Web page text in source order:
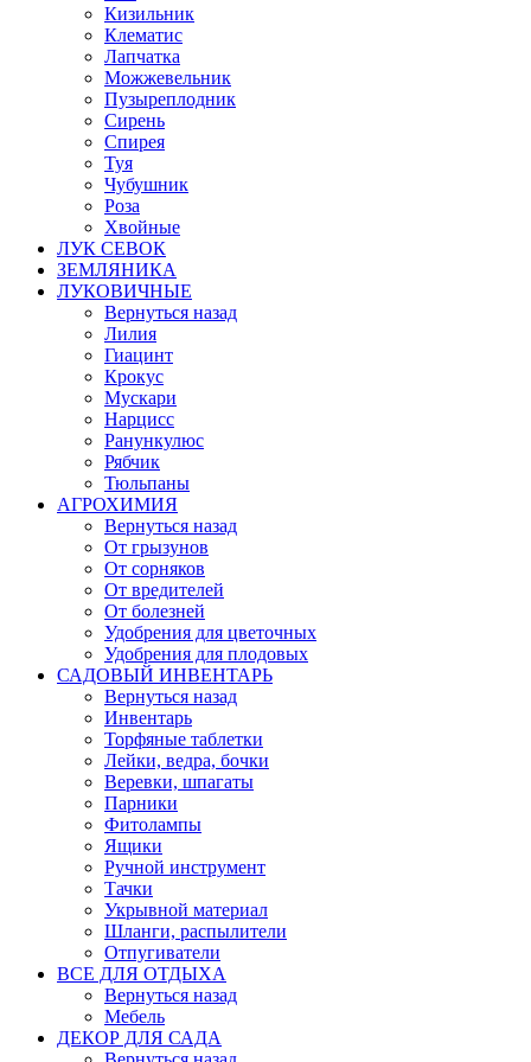
Кизильник
Клематис
Лапчатка
Можжевельник
Пузыреплодник
Сирень
Спирея
Туя
Чубушник
Роза
Хвойные
ЛУК СЕВОК
ЗЕМЛЯНИКА
ЛУКОВИЧНЫЕ
Вернуться назад
Лилия
Гиацинт
Крокус
Мускари
Нарцисс
Ранункулюс
Рябчик
Тюльпаны
АГРОХИМИЯ
Вернуться назад
От грызунов
От сорняков
От вредителей
От болезней
Удобрения для цветочных
Удобрения для плодовых
САДОВЫЙ ИНВЕНТАРЬ
Вернуться назад
Инвентарь
Торфяные таблетки
Лейки, ведра, бочки
Веревки, шпагаты
Парники
Фитолампы
Ящики
Ручной инструмент
Тачки
Укрывной материал
Шланги, распылители
Отпугиватели
ВСЕ ДЛЯ ОТДЫХА
Вернуться назад
Мебель
ДЕКОР ДЛЯ САДА